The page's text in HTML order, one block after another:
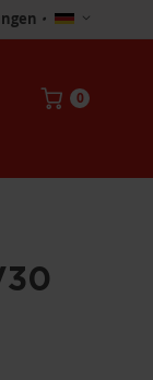
• Store
wählen
0